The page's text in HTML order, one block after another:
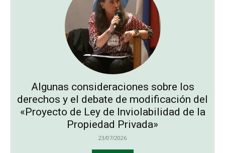
Algunas consideraciones sobre los
derechos y el debate de modificación del
«Proyecto de Ley de Inviolabilidad de la
Propiedad Privada»
23/07/2026